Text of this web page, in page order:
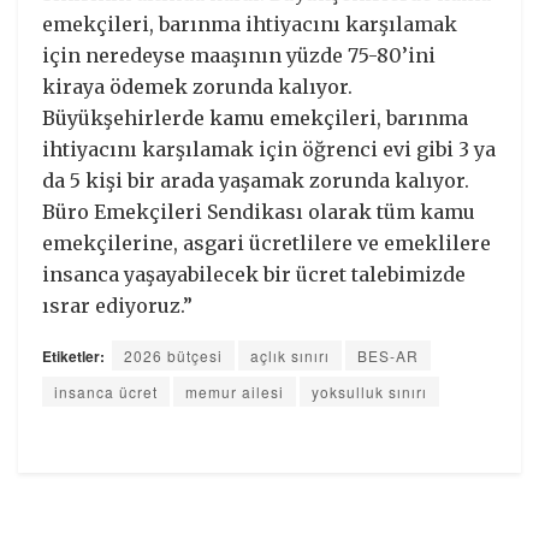
emekçileri, barınma ihtiyacını karşılamak
için neredeyse maaşının yüzde 75-80’ini
kiraya ödemek zorunda kalıyor.
Büyükşehirlerde kamu emekçileri, barınma
ihtiyacını karşılamak için öğrenci evi gibi 3 ya
da 5 kişi bir arada yaşamak zorunda kalıyor.
Büro Emekçileri Sendikası olarak tüm kamu
emekçilerine, asgari ücretlilere ve emeklilere
insanca yaşayabilecek bir ücret talebimizde
ısrar ediyoruz.”
Etiketler: 2026 bütçesi açlık sınırı
BES-AR
insanca ücret
memur ailesi yoksulluk sınırı